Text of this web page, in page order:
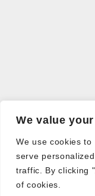
We value
We use cookies to
serve
traffic. By clicking
of cookies.